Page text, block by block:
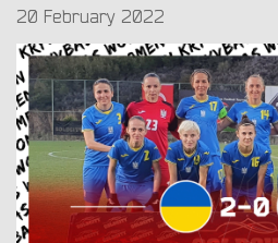
20 February 2022